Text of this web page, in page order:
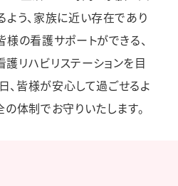
よう、家族に近い存在であり
様の看護サポートができる、
リハビリステーションを⽬
、皆様が安⼼して過ごせるよ
の体制でお守りいたします。